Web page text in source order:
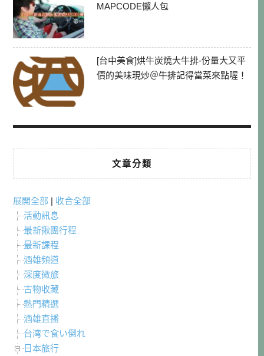
MAPCODE懶人包
[台中美食]烘牛炭燒大牛排-份量大又平
價的美味現炒＠牛排記得當菜來點喔！
文章分類
展開全部 | 收合全部
活動訊息
最新揪團行程
最新課程
酒雄頻道
深度微旅
古物收藏
熱門精選
酒雄直播
台湾で食い倒れ
日本旅行